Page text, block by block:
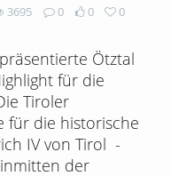
3695 0 0 0
Ötztal
für die
Tiroler
für die historische
IV von Tirol -
der